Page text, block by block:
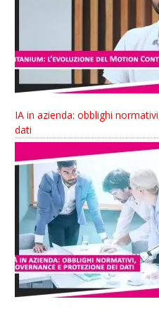
IA in azienda: obblighi
dati